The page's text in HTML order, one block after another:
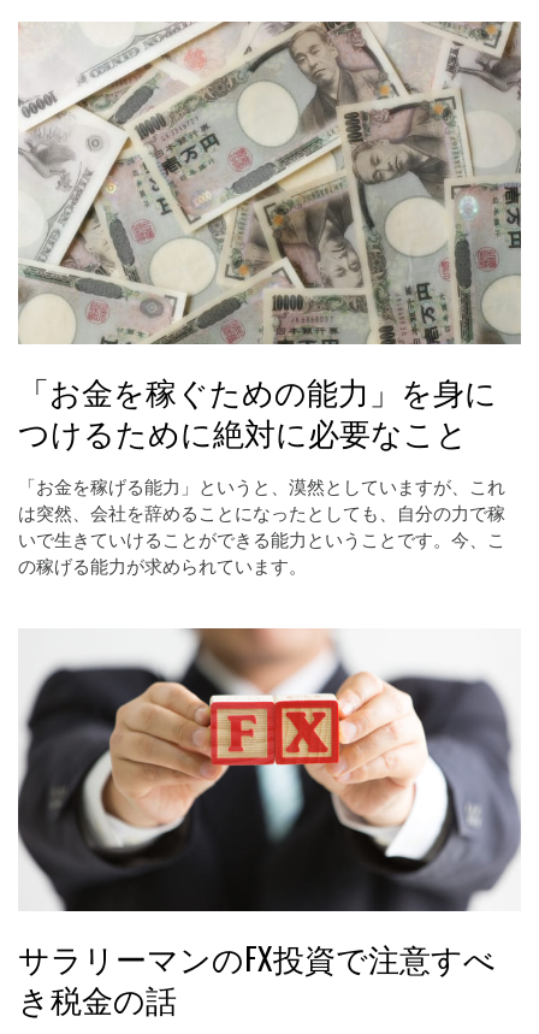
「お金を稼ぐための能力」を身に
つけるために絶対に必要なこと
「お金を稼げる能力」というと、漠然としていますが、これ
は突然、会社を辞めることになったとしても、自分の力で稼
いで生きていけることができる能力ということです。今、こ
の稼げる能力が求められています。
サラリーマンのFX投資で注意すべ
き税金の話